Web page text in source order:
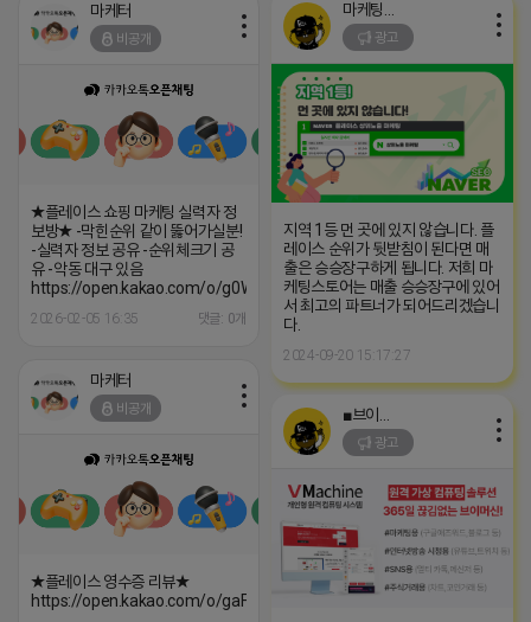
마케터
비공개
★플레이스 쇼핑 마케팅 실력자 정
보방★ -막힌순위 같이 뚫어가실분!
-실력자 정보 공유 -순위체크기 공
유 -악동 대구 있음
https://open.kakao.com/o/g0WCxpXh
2026-02-05 16:35 댓글: 0개
광고
지역 1등 먼 곳에 있지 않습니다. 플
레이스 순위가 뒷받침이 된다면 매
출은 승승장구하게 됩니다. 저희 마
케팅스토어는 매출 승승장구에 있어
서 최고의 파트너가 되어드리겠습니
다.
2024-09-20 15:17:27
마케터
비공개
★플레이스 영수증 리뷰★
https://open.kakao.com/o/gaFY14ai
광고